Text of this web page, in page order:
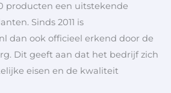
producten een uitstekende
Sinds 2011 is
dan ook officieel erkend door de
Dit geeft aan dat het bedrijf zich
eisen en de kwaliteit